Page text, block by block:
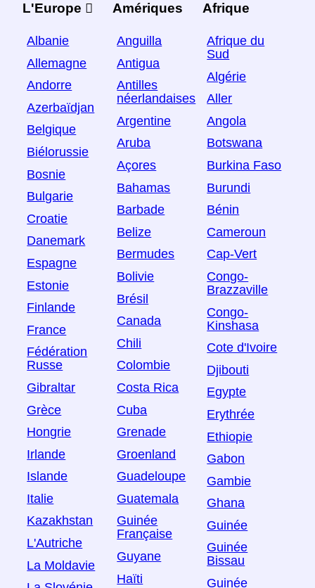
L'Europe 
Albanie
Allemagne
Andorre
Azerbaïdjan
Belgique
Biélorussie
Bosnie
Bulgarie
Croatie
Danemark
Espagne
Estonie
Finlande
France
Fédération
Russe
Gibraltar
Grèce
Hongrie
Irlande
Islande
Italie
Kazakhstan
L'Autriche
La Moldavie
Amériques
Anguilla
Antigua
Antilles
néerlandaises
Argentine
Aruba
Açores
Bahamas
Barbade
Belize
Bermudes
Bolivie
Brésil
Canada
Chili
Colombie
Costa Rica
Cuba
Grenade
Groenland
Guadeloupe
Guatemala
Guinée
Française
Guyane
Haïti
Afrique
Afrique du
Sud
Algérie
Aller
Angola
Botswana
Burkina Faso
Burundi
Bénin
Cameroun
Cap-Vert
Congo-
Brazzaville
Congo-
Kinshasa
Cote d'Ivoire
Djibouti
Egypte
Erythrée
Ethiopie
Gabon
Gambie
Ghana
Guinée
Guinée
Bissau
Guinée